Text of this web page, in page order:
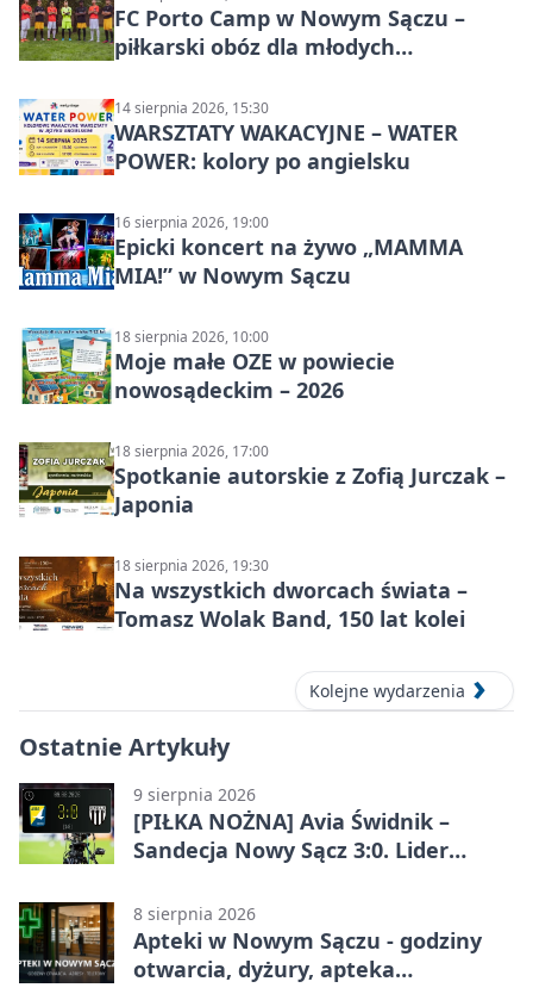
FC Porto Camp w Nowym Sączu –
piłkarski obóz dla młodych
14 sierpnia 2026, 15:30
WARSZTATY WAKACYJNE – WATER
POWER: kolory po angielsku
16 sierpnia 2026, 19:00
Epicki koncert na żywo „MAMMA
MIA!” w Nowym Sączu
18 sierpnia 2026, 10:00
Moje małe OZE w powiecie
nowosądeckim – 2026
18 sierpnia 2026, 17:00
Spotkanie autorskie z Zofią Jurczak –
Japonia
18 sierpnia 2026, 19:30
Na wszystkich dworcach świata –
Tomasz Wolak Band, 150 lat kolei
Kolejne wydarzenia
Ostatnie Artykuły
9 sierpnia 2026
[PIŁKA NOŻNA] Avia Świdnik –
Sandecja Nowy Sącz 3:0. Lider
sądeczan
8 sierpnia 2026
Apteki w Nowym Sączu - godziny
otwarcia, dyżury, apteka